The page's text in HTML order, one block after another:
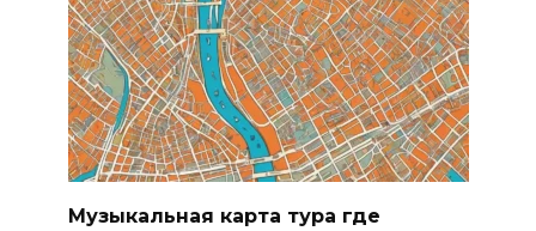
Музыкальная карта тура где